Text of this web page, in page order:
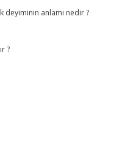
anlamı nedir ?
?